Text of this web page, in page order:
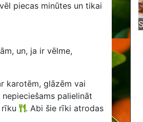
piecas minūtes un tikai
un, ja ir vēlme,
karotēm, glāzēm vai
nepieciešams palielināt
. Abi šie rīki atrodas